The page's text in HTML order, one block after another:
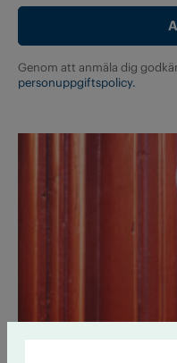
Genom att anmäla dig
personuppgiftspolicy.